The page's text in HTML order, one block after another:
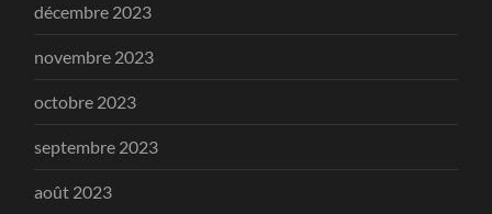
décembre 2023
novembre 2023
octobre 2023
septembre 2023
août 2023